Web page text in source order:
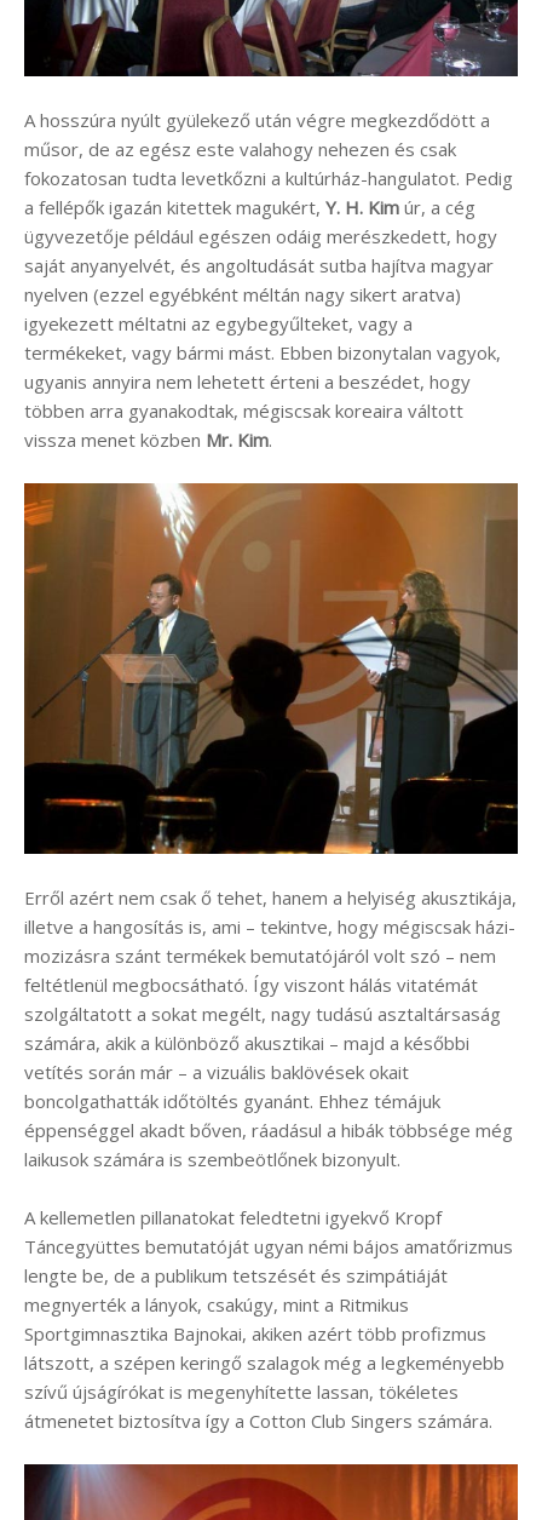
A hosszúra nyúlt gyülekező után végre megkezdődött a
műsor, de az egész este valahogy nehezen és csak
fokozatosan tudta levetkőzni a kultúrház-hangulatot. Pedig
a fellépők igazán kitettek magukért, Y. H. Kim úr, a cég
ügyvezetője például egészen odáig merészkedett, hogy
saját anyanyelvét, és angoltudását sutba hajítva magyar
nyelven (ezzel egyébként méltán nagy sikert aratva)
igyekezett méltatni az egybegyűlteket, vagy a
termékeket, vagy bármi mást. Ebben bizonytalan vagyok,
ugyanis annyira nem lehetett érteni a beszédet, hogy
többen arra gyanakodtak, mégiscsak koreaira váltott
vissza menet közben Mr. Kim.
Erről azért nem csak ő tehet, hanem a helyiség akusztikája,
illetve a hangosítás is, ami – tekintve, hogy mégiscsak házi-
mozizásra szánt termékek bemutatójáról volt szó – nem
feltétlenül megbocsátható. Így viszont hálás vitatémát
szolgáltatott a sokat megélt, nagy tudású asztaltársaság
számára, akik a különböző akusztikai – majd a későbbi
vetítés során már – a vizuális baklövések okait
boncolgathatták időtöltés gyanánt. Ehhez témájuk
éppenséggel akadt bőven, ráadásul a hibák többsége még
laikusok számára is szembeötlőnek bizonyult.
A kellemetlen pillanatokat feledtetni igyekvő Kropf
Táncegyüttes bemutatóját ugyan némi bájos amatőrizmus
lengte be, de a publikum tetszését és szimpátiáját
megnyerték a lányok, csakúgy, mint a Ritmikus
Sportgimnasztika Bajnokai, akiken azért több profizmus
látszott, a szépen keringő szalagok még a legkeményebb
szívű újságírókat is megenyhítette lassan, tökéletes
átmenetet biztosítva így a Cotton Club Singers számára.